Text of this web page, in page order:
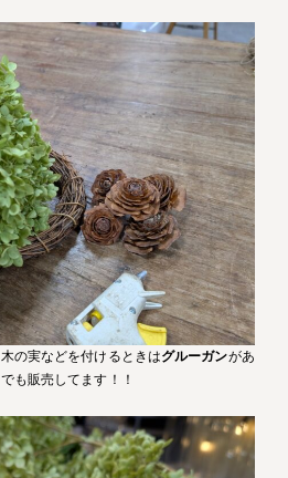
の実などを付けるときはグルーガンがあ
も販売してます！！